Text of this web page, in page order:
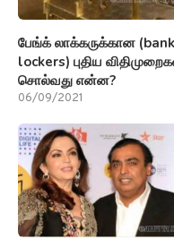
பேங்க் லாக்கருக்கான (bank
lockers) புதிய
சொல்வது என்ன?
06/09/2021